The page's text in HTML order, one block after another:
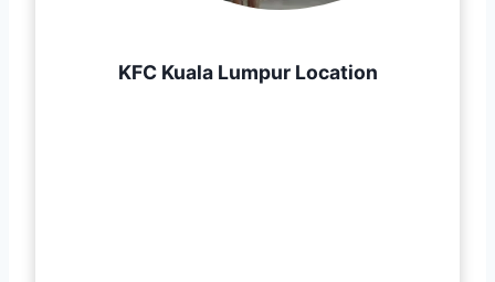
KFC Kuala Lumpur Location